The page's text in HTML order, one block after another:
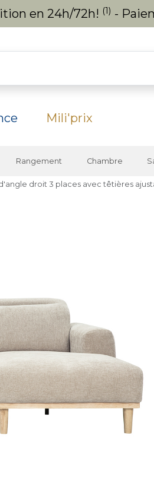
en 24h/72h! (1) -
Mili'prix
Rangement Chambre
droit 3 places avec têtières